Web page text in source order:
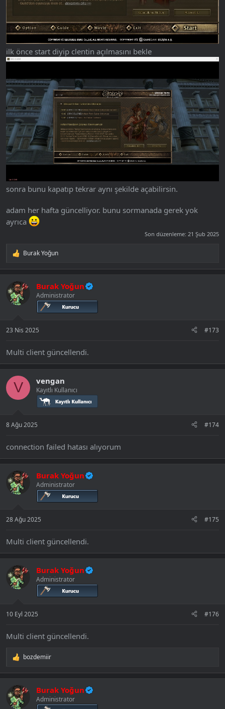
ilk önce start diyip clentin açılmasını bekle
sonra bunu kapatıp tekrar aynı şekilde açabilirsin.
adam her hafta güncelliyor. bunu sormanada gerek yok
ayrıca
Son düzenleme: 21 Şub 2025
T
p
k
i
l
e
Burak Yoğun
Burak Yoğun
Administrator
23 Nis 2025 #173
Multi client güncellendi.
V vengan
Kayıtlı Kullanıcı
8 Ağu 2025 #174
connection failed hatası alıyorum
Burak Yoğun
Administrator
28 Ağu 2025 #175
Multi client güncellendi.
Burak Yoğun
Administrator
10 Eyl 2025 #176
Multi client güncellendi.
T
p
k
i
l
bozdemiir
Burak Yoğun
Administrator